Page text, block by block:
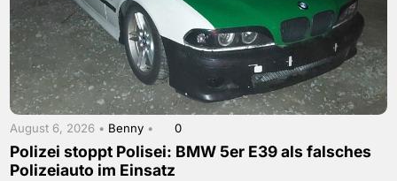
August 6, 2026 • Benny • 0
Polizei stoppt Polisei: BMW 5er E39 als falsches
Polizeiauto im Einsatz